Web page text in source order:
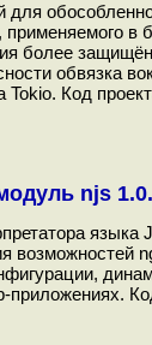
в
более
обвязка
Код
njs
языка